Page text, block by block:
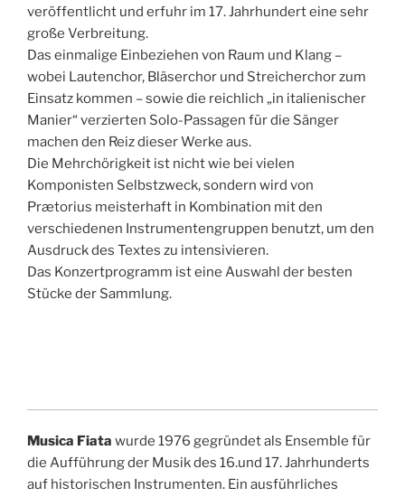
veröffentlicht und erfuhr im 17. Jahrhundert eine sehr
große Verbreitung.
Das einmalige Einbeziehen von Raum und Klang –
wobei Lautenchor, Bläserchor und Streicherchor zum
Einsatz kommen – sowie die reichlich „in italienischer
Manier“ verzierten Solo-Passagen für die Sänger
machen den Reiz dieser Werke aus.
Die Mehrchörigkeit ist nicht wie bei vielen
Komponisten Selbstzweck, sondern wird von
Prætorius meisterhaft in Kombination mit den
verschiedenen Instrumentengruppen benutzt, um den
Ausdruck des Textes zu intensivieren.
Das Konzertprogramm ist eine Auswahl der besten
Stücke der Sammlung.
Musica Fiata wurde 1976 gegründet als Ensemble für
die Aufführung der Musik des 16.und 17. Jahrhunderts
auf historischen Instrumenten. Ein ausführliches